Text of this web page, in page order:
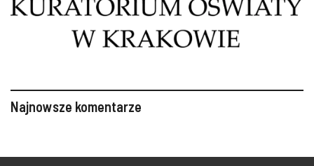
Najnowsze komentarze